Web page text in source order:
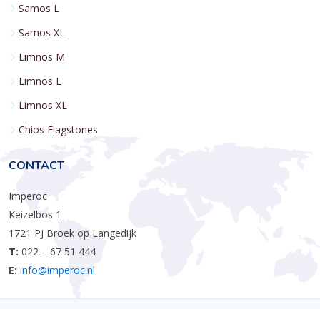
Samos L
Samos XL
Limnos M
Limnos L
Limnos XL
Chios Flagstones
CONTACT
Imperoc
Keizelbos 1
1721 PJ Broek op Langedijk
T: 022 – 67 51 444
E: info@imperoc.nl